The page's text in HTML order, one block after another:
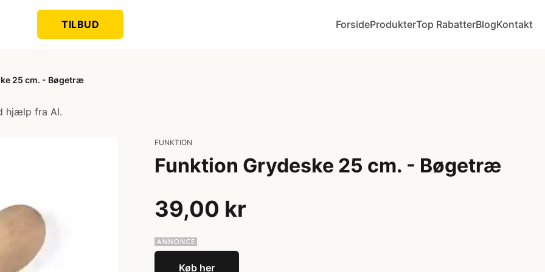
TILBUD ForsideProdukterTop RabatterBlogKontakt
25 cm. - Bøgetræ
hjælp fra AI.
FUNKTION
Funktion Grydeske 25 cm. - Bøgetræ
39,00 kr
Køb her